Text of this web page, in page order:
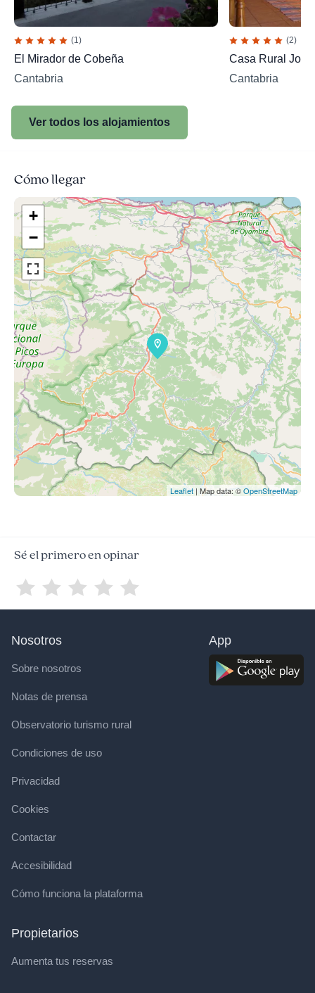
(1)
El Mirador de Cobeña
Cantabria
(2)
Casa Rural
Cantabria
Ver todos los alojamientos
Cómo llegar
+
−
Leaflet | Map data: ©OpenStreetMap
Sé el primero en opinar
Nosotros
Sobre nosotros
Notas de prensa
Observatorio turismo rural
Condiciones de uso
Privacidad
Cookies
Contactar
Accesibilidad
Cómo funciona la plataforma
Propietarios
Aumenta tus reservas
App